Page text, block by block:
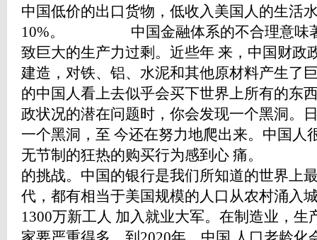
中国低价的出口货物，低收入美国人的生活
10%。 中国金融体系的不合理意味著
致巨大的生产力过剩。近些年 来，中国财政
建造，对铁、铝、水泥和其他原材料产生了
的中国人看上去似乎会买下世界上所有的东
政状况的潜在问题时，你会发现一个黑洞。
一个黑洞，至 今还在努力地爬出来。中国人
无节制的狂热的购买行为感到心 痛。
的挑战。中国的银行是我们所知道的世界上
代，都有相当于美国规模的人口从农村涌入
1300万新工人 加入就业大军。在制造业，